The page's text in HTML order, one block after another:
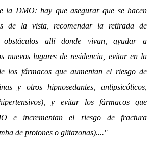
la DMO: hay que asegurar que se hacen
de la vista, recomendar la retirada de
allí donde vivan, ayudar a
nuevos lugares de residencia, evitar en la
los fármacos que aumentan el riesgo de
y otros hipnosedantes, antipsicóticos,
y evitar los fármacos que
e incrementan el riesgo de fractura
de protones o glitazonas)...."